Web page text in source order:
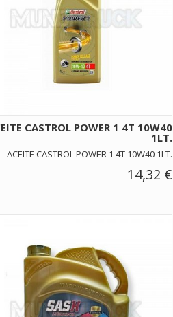
CASTROL POWER 1 4T 10W40
1LT.
ACEITE CASTROL POWER 1 4T 10W40 1LT.
14,32 €